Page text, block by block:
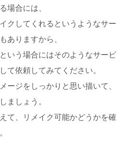
場合には、
クしてくれるというようなサー
ありますから、
いう場合にはそのようなサービ
て依頼してみてください。
ージをしっかりと思い描いて、
ましょう。
て、リメイク可能かどうかを確